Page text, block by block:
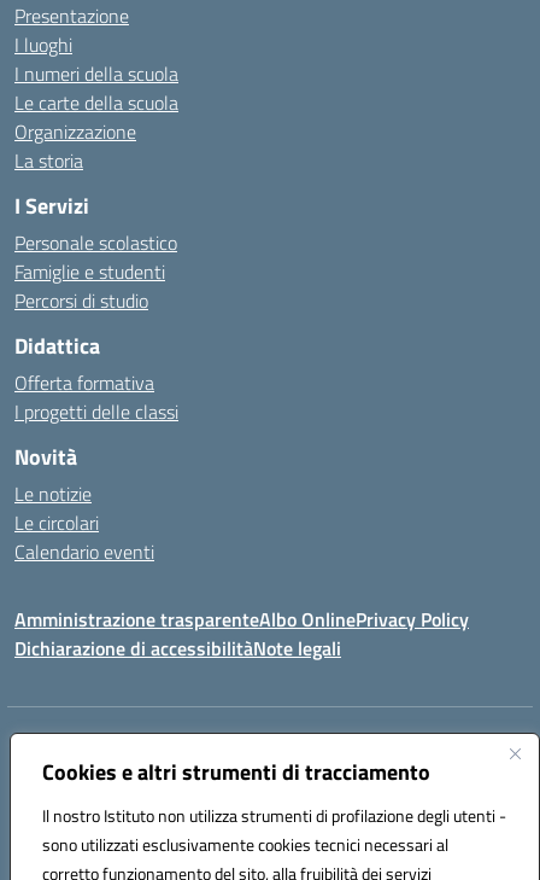
Cookies e altri strumenti di tracciamento
Il nostro Istituto non utilizza strumenti di profilazione degli utenti -
sono utilizzati esclusivamente cookies tecnici necessari al
corretto funzionamento del sito, alla fruibilità dei servizi
Presentazione
I luoghi
I numeri della scuola
Le carte della scuola
Organizzazione
La storia
I Servizi
Personale scolastico
Famiglie e studenti
Percorsi di studio
Didattica
Offerta formativa
I progetti delle classi
Novità
Le notizie
Le circolari
Calendario eventi
Amministrazione trasparenteAlbo OnlinePrivacy Policy
Dichiarazione di accessibilitàNote legali
Indirizzo:
Centralino:+39 071 89 52 08 Email:anic82000a@istruzione.it
Codice fiscale: 93084540421
Codice meccanografico:
ANIC82000A